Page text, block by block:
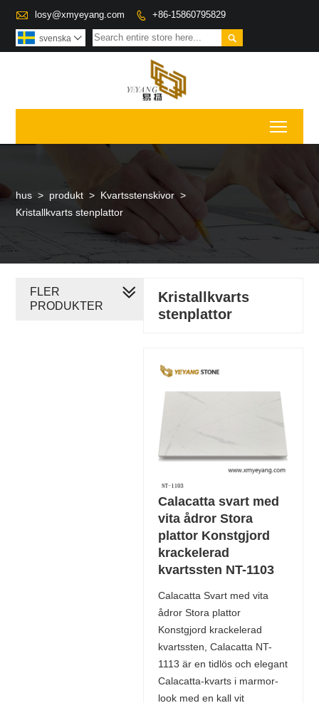
 losy@xmyeyang.com  +86-15860795829

svenska 
hus > produkt > Kvartsstenskivor >
Kristallkvarts stenplattor
Kristallkvarts
stenplattor
Calacatta svart med
vita ådror Stora
plattor Konstgjord
krackelerad
kvartssten NT-1103
Calacatta Svart med vita
ådror Stora plattor
Konstgjord krackelerad
kvartssten, Calacatta NT-
1113 är en tidlös och elegant
Calacatta-kvarts i marmor-
look med en kall vit
FLER
PRODUKTER